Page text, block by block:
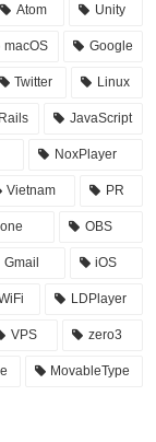
Atom Unity
macOS Google
Twitter Linux
Rails JavaScript
NoxPlayer
Vietnam PR
OBS
Gmail iOS
LDPlayer
VPS zero3
MovableType